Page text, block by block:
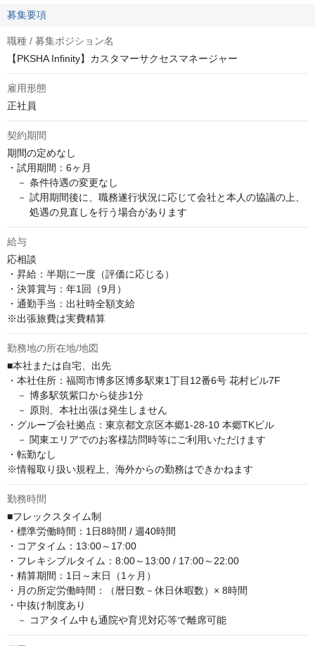
募集要項
職種 / 募集ポジション名
【PKSHA Infinity】カスタマーサクセスマネージャー
雇用形態
正社員
契約期間
期間の定めなし
・試用期間：6ヶ月
－ 条件待遇の変更なし
－ 試用期間後に、職務遂行状況に応じて会社と本人の協議の上、
処遇の見直しを行う場合があります
給与
応相談
・昇給：半期に一度（評価に応じる）
・決算賞与：年1回（9月）
・通勤手当：出社時全額支給
※出張旅費は実費精算
勤務地の所在地/地図
■本社または自宅、出先
・本社住所：福岡市博多区博多駅東1丁目12番6号 花村ビル7F
－ 博多駅筑紫口から徒歩1分
－ 原則、本社出張は発生しません
・グループ会社拠点：東京都文京区本郷1-28-10 本郷TKビル
－ 関東エリアでのお客様訪問時等にご利用いただけます
・転勤なし
※情報取り扱い規程上、海外からの勤務はできかねます
勤務時間
■フレックスタイム制
・標準労働時間：1日8時間 / 週40時間
・コアタイム：13:00～17:00
・フレキシブルタイム：8:00～13:00 / 17:00～22:00
・精算期間：1日～末日（1ヶ月）
・月の所定労働時間：（暦日数－休日休暇数）× 8時間
・中抜け制度あり
－ コアタイム中も通院や育児対応等で離席可能